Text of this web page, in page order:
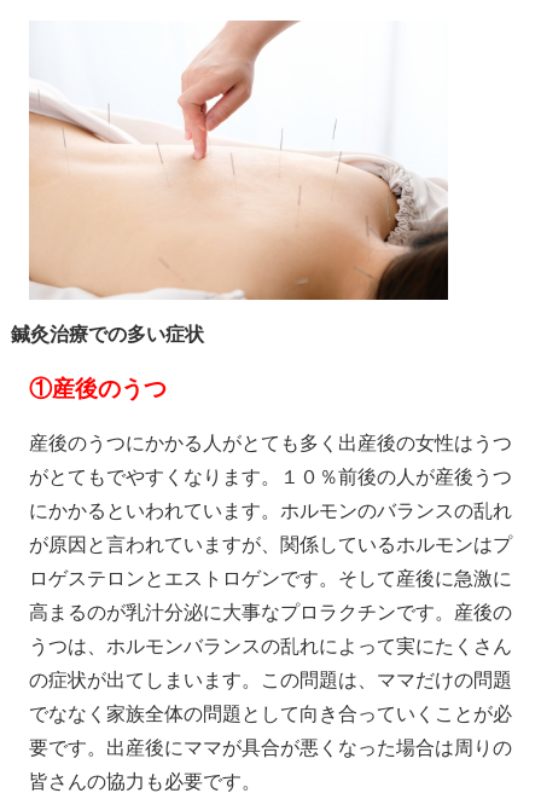
鍼灸治療での多い症状
①産後のうつ
産後のうつにかかる人がとても多く出産後の女性はうつ
がとてもでやすくなります。１０％前後の人が産後うつ
にかかるといわれています。ホルモンのバランスの乱れ
が原因と言われていますが、関係しているホルモンはプ
ロゲステロンとエストロゲンです。そして産後に急激に
高まるのが乳汁分泌に大事なプロラクチンです。産後の
うつは、ホルモンバランスの乱れによって実にたくさん
の症状が出てしまいます。この問題は、ママだけの問題
でななく家族全体の問題として向き合っていくことが必
要です。出産後にママが具合が悪くなった場合は周りの
皆さんの協力も必要です。